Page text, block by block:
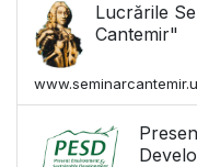
Lucrările
Cantemir"